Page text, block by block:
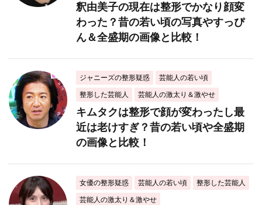
釈由美子の現在は整形でかなり顔変
わった？昔の若い頃の写真やすっぴ
ん＆全盛期の画像と比較！
ジャニーズの整形疑惑
芸能人の若い頃
整形した芸能人
芸能人の激太り＆激やせ
キムタクは整形で顔が変わったし最
近は老けすぎ？昔の若い頃や全盛期
の画像と比較！
女優の整形疑惑 芸能人の若い頃
整形した芸能人
芸能人の激太り＆激やせ